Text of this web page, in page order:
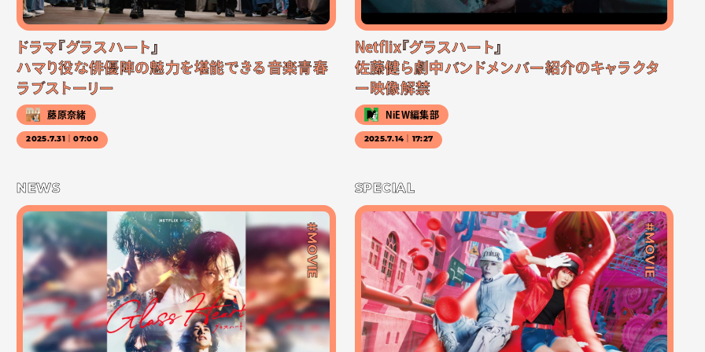
ドラマ『グラスハート』
ハマり役な俳優陣の魅力を堪能できる音楽青春
ラブストーリー
藤原奈緒
2025.7.31｜07:00
Netflix『グラスハート』
佐藤健ら劇中バンドメンバー紹介のキャラクタ
ー映像解禁
NiEW編集部
2025.7.14｜17:27
NEWS
#MOVIE
SPECIAL
#MOVIE